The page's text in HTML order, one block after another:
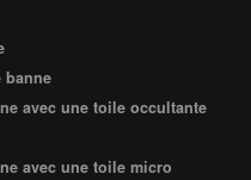
banne
avec une toile occultante
avec une toile micro